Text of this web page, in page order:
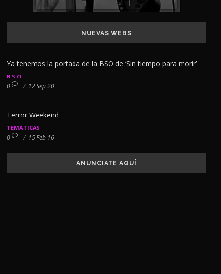
NUEVAS WEBS
Ya tenemos la portada de la BSO de ‘Sin tiempo para morir’
B.S.O
0 / 12 Sep 20
Terror Weekend
TEMÁTICAS
0 / 15 Feb 16
ANUNCIATE AQUÍ